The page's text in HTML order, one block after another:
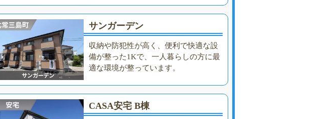
サンガーデン
収納や防犯性が高く、便利で快適な設
備が整った1Kで、一人暮らしの方に最
適な環境が整っています。
CASA安宅 B棟